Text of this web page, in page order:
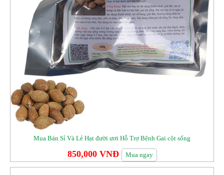
Mua Bán Sỉ Và Lẻ Hạt đười ươi Hỗ Trợ Bệnh Gai cột sống
850,000 VNĐ Mua ngay